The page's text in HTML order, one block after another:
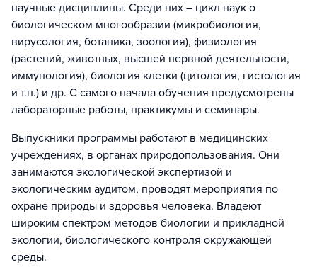
научные дисциплины. Среди них – цикл наук о
биологическом многообразии (микробиология,
вирусология, ботаника, зоология), физиология
(растений, животных, высшей нервной деятельности,
иммунология), биология клетки (цитология, гистология
и т.п.) и др. С самого начала обучения предусмотрены
лабораторные работы, практикумы и семинары.
Выпускники программы работают в медицинских
учреждениях, в органах природопользования. Они
занимаются экологической экспертизой и
экологическим аудитом, проводят мероприятия по
охране природы и здоровья человека. Владеют
широким спектром методов биологии и прикладной
экологии, биологического контроля окружающей
среды.